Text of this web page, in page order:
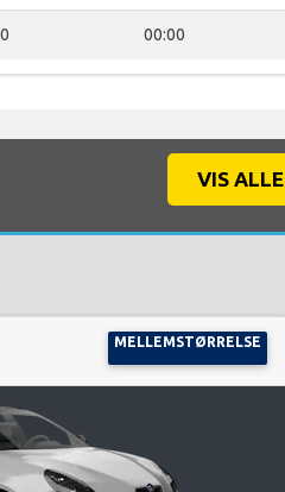
00:00
VIS ALLE
MELLEMSTØRRELSE